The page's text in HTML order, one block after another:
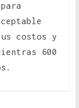
costos y
600